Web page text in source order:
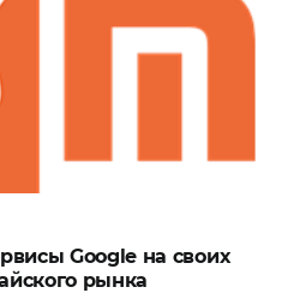
Google на своих
рынка